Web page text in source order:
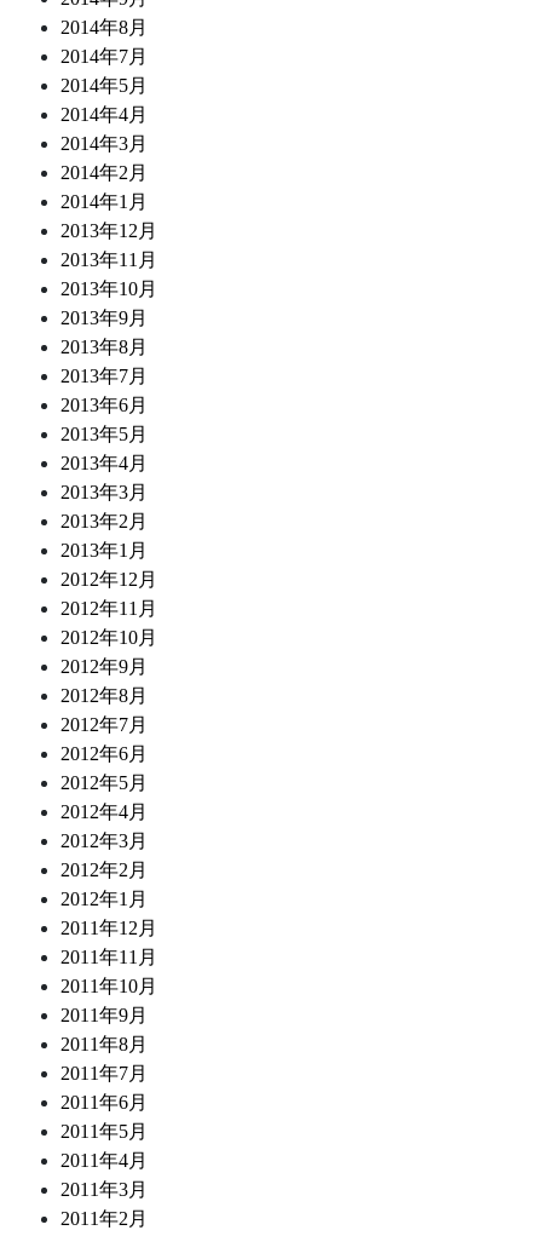
2014年8月
2014年7月
2014年5月
2014年4月
2014年3月
2014年2月
2014年1月
2013年12月
2013年11月
2013年10月
2013年9月
2013年8月
2013年7月
2013年6月
2013年5月
2013年4月
2013年3月
2013年2月
2013年1月
2012年12月
2012年11月
2012年10月
2012年9月
2012年8月
2012年7月
2012年6月
2012年5月
2012年4月
2012年3月
2012年2月
2012年1月
2011年12月
2011年11月
2011年10月
2011年9月
2011年8月
2011年7月
2011年6月
2011年5月
2011年4月
2011年3月
2011年2月